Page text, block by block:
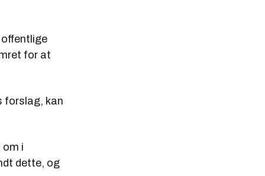
for at
forslag, kan
om i
dette, og